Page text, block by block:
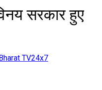
सरकार हुए
TV24x7